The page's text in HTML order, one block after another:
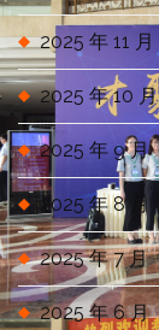
2025 年 11 月
2025 年 10 月
2025 年 9 月
2025 年 8 月
2025 年 7 月
2025 年 6 月